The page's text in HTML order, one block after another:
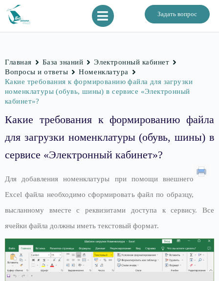
Задать вопрос
Главная База знаний
Электронный кабинет
Вопросы и ответы
Номенклатура
Какие требования к формированию файла для загрузки
номенклатуры (обувь, шины) в сервисе «Электронный
кабинет»?
Какие требования к формированию файла
для загрузки номенклатуры (обувь, шины) в
сервисе «Электронный кабинет»?
Для добавления номенклатуры при помощи внешнего
Excel файла необходимо сформировать файл по образцу,
высланному вместе с реквизитами доступа к сервису. Все
ячейки файла должны иметь текстовый формат.